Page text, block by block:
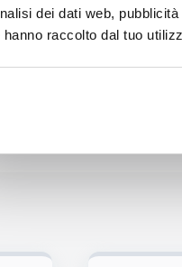
dei dati web,
hanno raccolto dal tuo
un cookie salvi i tuoi dati (nome,